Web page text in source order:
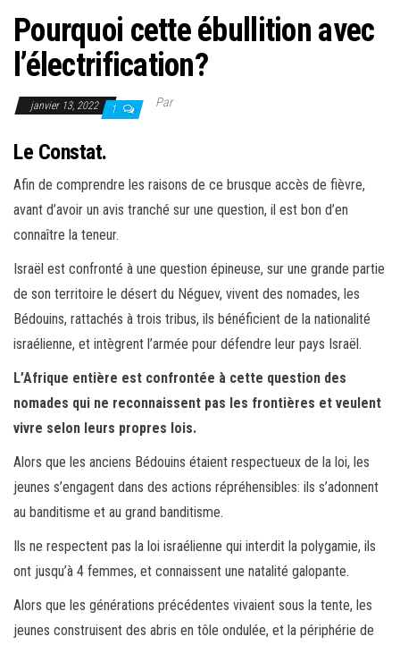
Pourquoi cette ébullition avec
l’électrification?
janvier 13, 2022 1 Par
Le Constat.
Afin de comprendre les raisons de ce brusque accès de fièvre,
avant d’avoir un avis tranché sur une question, il est bon d’en
connaître la teneur.
Israël est confronté à une question épineuse, sur une grande partie
de son territoire le désert du Néguev, vivent des nomades, les
Bédouins, rattachés à trois tribus, ils bénéficient de la nationalité
israélienne, et intègrent l’armée pour défendre leur pays Israël.
L’Afrique entière est confrontée à cette question des
nomades qui ne reconnaissent pas les frontières et veulent
vivre selon leurs propres lois.
Alors que les anciens Bédouins étaient respectueux de la loi, les
jeunes s’engagent dans des actions répréhensibles: ils s’adonnent
au banditisme et au grand banditisme.
Ils ne respectent pas la loi israélienne qui interdit la polygamie, ils
ont jusqu’à 4 femmes, et connaissent une natalité galopante.
Alors que les générations précédentes vivaient sous la tente, les
jeunes construisent des abris en tôle ondulée, et la périphérie de